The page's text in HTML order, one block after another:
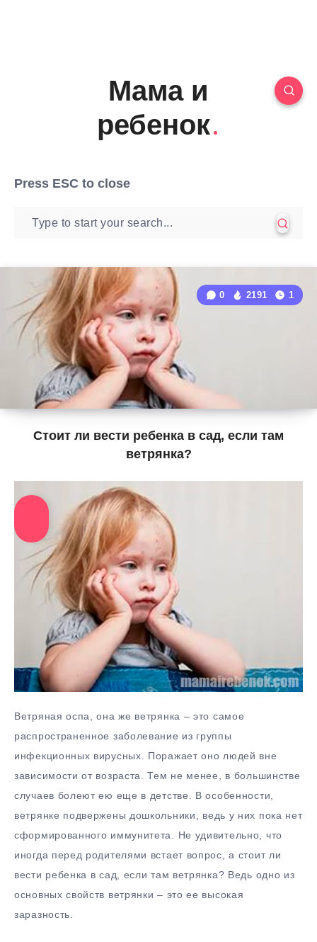
Мама и
ребенок
Press ESC to close
Стоит ли вести ребенка в сад, если там
ветрянка?
0 2191 1
Ветряная оспа, она же ветрянка – это самое
распространенное заболевание из группы
инфекционных вирусных. Поражает оно людей вне
зависимости от возраста. Тем не менее, в большинстве
случаев болеют ею еще в детстве. В особенности,
ветрянке подвержены дошкольники, ведь у них пока нет
сформированного иммунитета. Не удивительно, что
иногда перед родителями встает вопрос, а стоит ли
вести ребенка в сад, если там ветрянка? Ведь одно из
основных свойств ветрянки – это ее высокая
заразность.